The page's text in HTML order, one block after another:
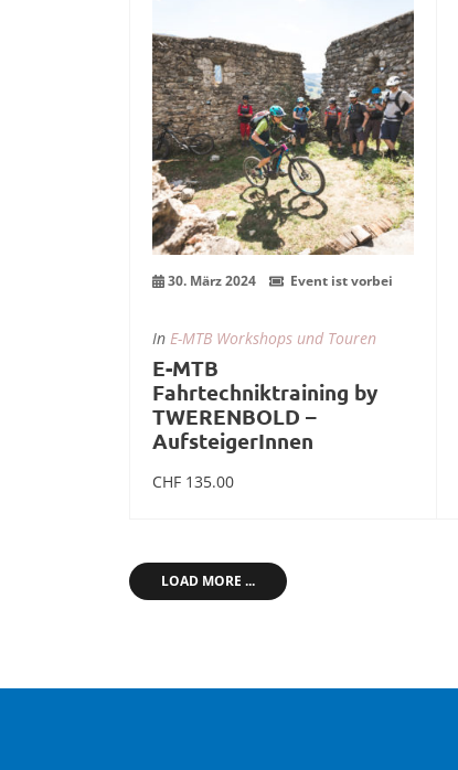
März
30. März 2024 Event ist vorbei
In E-MTB Workshops und Touren
E-MTB
Fahrtechniktraining by
TWERENBOLD –
AufsteigerInnen
CHF 135.00
LOAD MORE ...